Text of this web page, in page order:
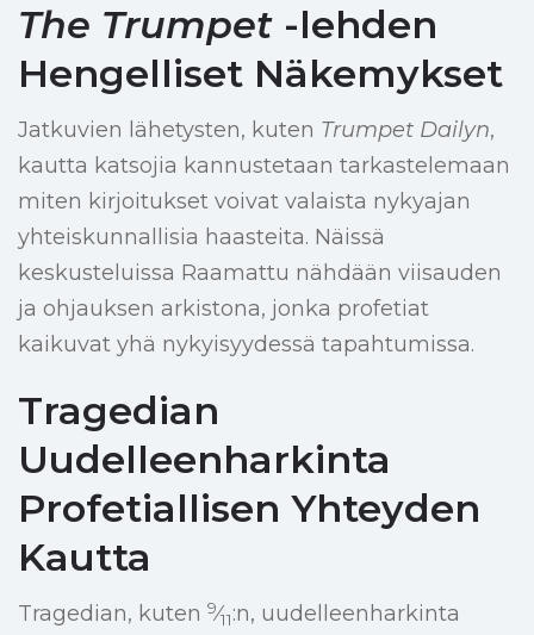
The Trumpet -lehden
Hengelliset Näkemykset
Jatkuvien lähetysten, kuten Trumpet Dailyn,
kautta katsojia kannustetaan tarkastelemaan
miten kirjoitukset voivat valaista nykyajan
yhteiskunnallisia haasteita. Näissä
keskusteluissa Raamattu nähdään viisauden
ja ohjauksen arkistona, jonka profetiat
kaikuvat yhä nykyisyydessä tapahtumissa.
Tragedian
Uudelleenharkinta
Profetiallisen Yhteyden
Kautta
Tragedian, kuten 9⁄11:n, uudelleenharkinta